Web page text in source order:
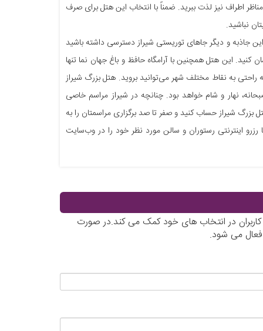
اطراف نیز لذت ببرید. ضمناً با انتخاب این هتل برای صرف
نباشید.
این جاذبه و دیگر جاهای توریستی شیراز دسترسی داشته باشید
این هتل همچنین با آرامگاه حافظ و باغ جهان نما تنها
به راحتی به نقاط مختلف شهر می‌توانید بروید. هتل بزرگ شیراز
نهار و شام خواهد بود. چنانچه در شیراز مراسم خاصی
شیراز حساب کنید و صفر تا صد برگزاری مراسمتان را به
کافیست با ما به شماره 02174495 تماس بگیرید و یا رزرو اینترنتی رستوران و سالن مورد نظر خود را در وب‌سایت
در انتخاب های خود کمک می کند.در صورت
فعال می شود.